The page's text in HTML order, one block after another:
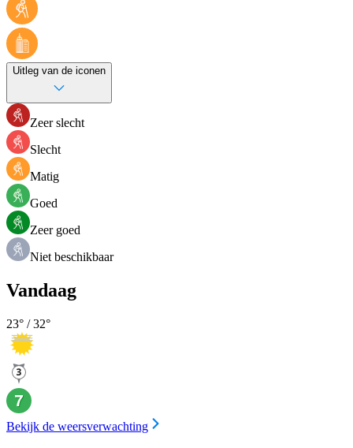
Uitleg van de iconen
Zeer slecht
Slecht
Matig
Goed
Zeer goed
Niet beschikbaar
Vandaag
23° /32°
Bekijk de weersverwachting